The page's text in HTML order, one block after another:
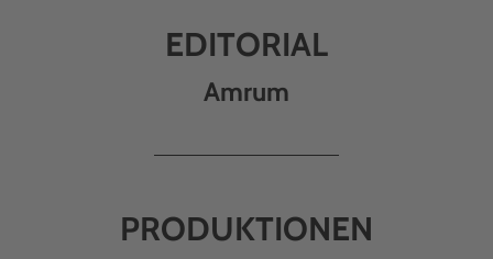
EDITORIAL
Amrum
PRODUKTIONEN